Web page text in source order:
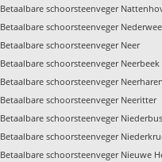
Betaalbare schoorsteenveger
Betaalbare schoorsteenveger
Betaalbare schoorsteenveger Neer
Betaalbare schoorsteenveger Neerbeek
Betaalbare schoorsteenveger Neerharen
Betaalbare schoorsteenveger Neeritter
Betaalbare schoorsteenveger
Betaalbare schoorsteenveger
Betaalbare schoorsteenveger Nieuwe